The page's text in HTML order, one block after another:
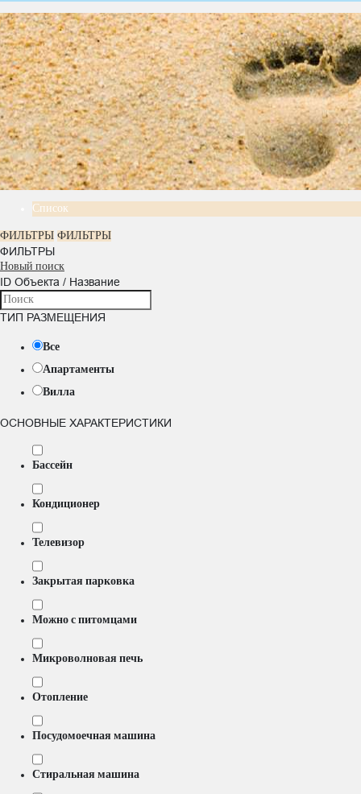
Список
ФИЛЬТРЫ ФИЛЬТРЫ
ФИЛЬТРЫ
Новый поиск
ID Объекта / Название
ТИП РАЗМЕЩЕНИЯ
Все
Апартаменты
Вилла
ОСНОВНЫЕ ХАРАКТЕРИСТИКИ
Бассейн
Кондиционер
Телевизор
Закрытая парковка
Можно с питомцами
Микроволновая печь
Отопление
Посудомоечная машина
Стиральная машина